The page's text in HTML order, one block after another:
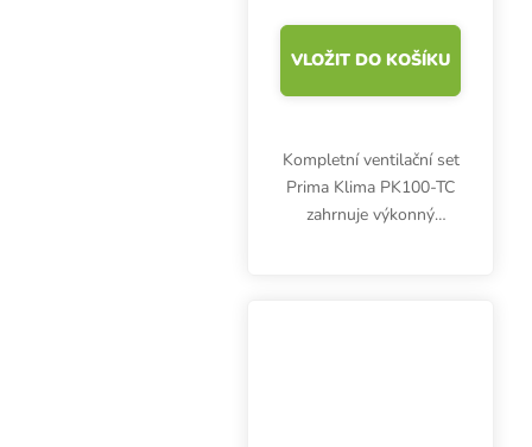
VLOŽIT DO KOŠÍKU
Kompletní ventilační set
Prima Klima PK100-TC
zahrnuje výkonný